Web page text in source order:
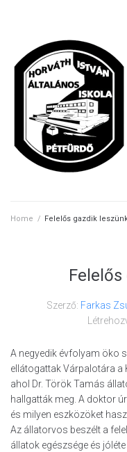
Home / Felelős gazdik
Szerző: Farkas
A negyedik évfolyam öko
ellátogattak Várpalotára a
ahol Dr. Török Tamás
hallgatták meg. A doktor
és milyen eszközöket
Az állatorvos beszélt a
állatok egészsége és